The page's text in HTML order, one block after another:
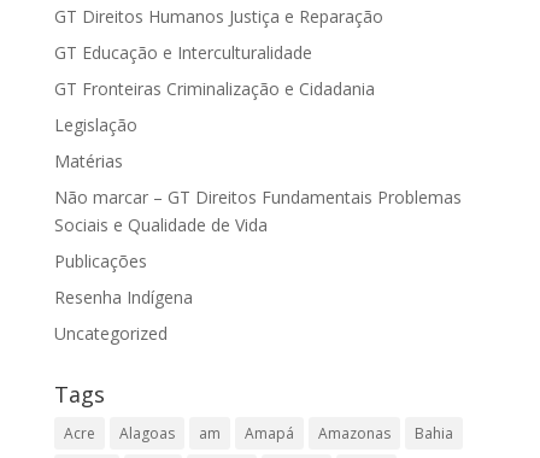
GT Direitos Humanos Justiça e Reparação
GT Educação e Interculturalidade
GT Fronteiras Criminalização e Cidadania
Legislação
Matérias
Não marcar – GT Direitos Fundamentais Problemas
Sociais e Qualidade de Vida
Publicações
Resenha Indígena
Uncategorized
Tags
Acre Alagoas am Amapá Amazonas
Bahia